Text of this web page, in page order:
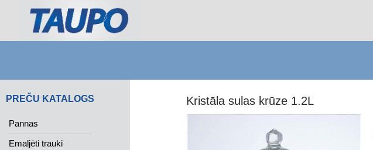
Kristāla sulas krūze 1.2L
PREČU KATALOGS
Pannas
Emaljēti trauki